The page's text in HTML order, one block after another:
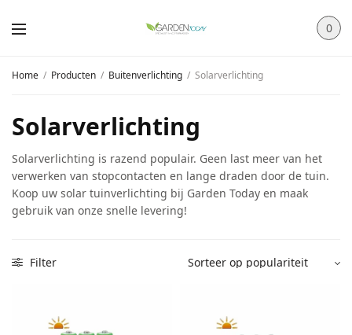
0
Home / Producten / Buitenverlichting / Solarverlichting
Solarverlichting
Solarverlichting is razend populair. Geen last meer van het
verwerken van stopcontacten en lange draden door de tuin.
Koop uw solar tuinverlichting bij Garden Today en maak
gebruik van onze snelle levering!
Filter